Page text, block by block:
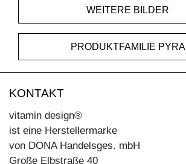
WEITERE BILDER
PRODUKTFAMILIE PYRA
KONTAKT
vitamin design®
ist eine Herstellermarke
von DONA Handelsges. mbH
Große Elbstraße 40